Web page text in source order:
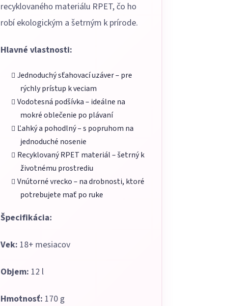
recyklovaného materiálu RPET, čo ho
robí ekologickým a šetrným k prírode.
Hlavné vlastnosti:
Jednoduchý sťahovací uzáver – pre
rýchly prístup k veciam
Vodotesná podšívka – ideálne na
mokré oblečenie po plávaní
Ľahký a pohodlný – s popruhom na
jednoduché nosenie
Recyklovaný RPET materiál – šetrný k
životnému prostrediu
Vnútorné vrecko – na drobnosti, ktoré
potrebujete mať po ruke
Špecifikácia:
Vek: 18+ mesiacov
Objem: 12 l
Hmotnosť: 170 g